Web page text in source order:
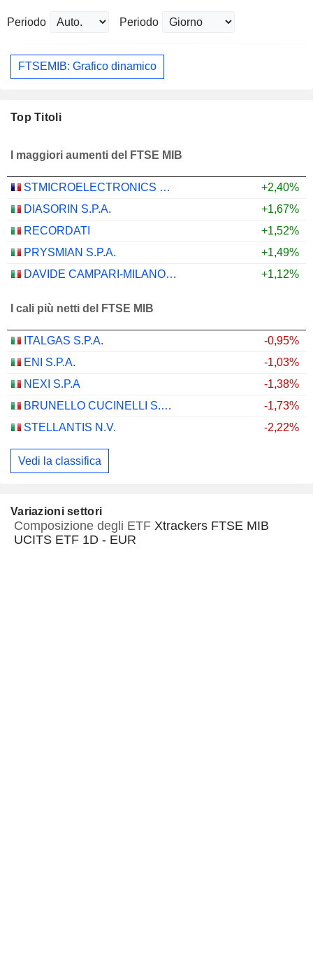
Periodo Periodo
FTSEMIB: Grafico dinamico
Top Titoli
I maggiori aumenti del FTSE MIB
STMICROELECTRONICS N.V.
+2,40%
DIASORIN S.P.A.
+1,67%
RECORDATI
+1,52%
PRYSMIAN S.P.A.
+1,49%
DAVIDE CAMPARI-MILANO N.V.
+1,12%
I cali più netti del FTSE MIB
ITALGAS S.P.A.
-0,95%
ENI S.P.A.
-1,03%
NEXI S.P.A
-1,38%
BRUNELLO CUCINELLI S.P.A.
-1,73%
STELLANTIS N.V.
-2,22%
Vedi la classifica
Variazioni settori
Composizione degli ETF Xtrackers FTSE MIB
UCITS ETF 1D - EUR